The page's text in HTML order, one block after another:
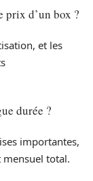
prix d’un box ?
et les
durée ?
importantes,
mensuel total.